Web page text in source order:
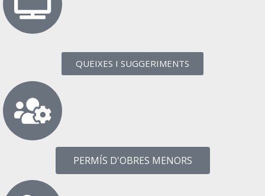
QUEIXES I SUGGERIMENTS
PERMÍS D'OBRES MENORS